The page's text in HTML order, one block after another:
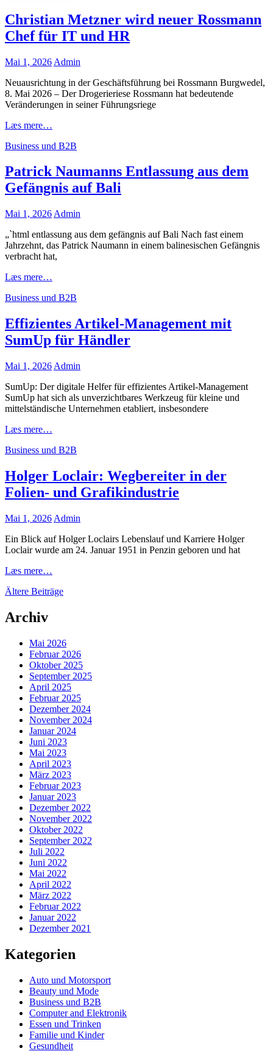
Der
Stil
von
Christian Metzner wird neuer Rossmann
Chef für IT und HR
Posted
Mai 1, 2026 Admin
Neuausrichtung in der Geschäftsführung bei Rossmann Burgwedel,
8. Mai 2026 – Der Drogerieriese Rossmann hat bedeutende
Veränderungen in seiner Führungsriege
Læs mere…
wird
Rossmann
Chef
für
und
Cat
Business und B2B
Patrick Naumanns Entlassung aus dem
Gefängnis auf Bali
Posted
Mai 1, 2026 Admin
„`html entlassung aus dem gefängnis auf Bali Nach fast einem
Jahrzehnt, das Patrick Naumann in einem balinesischen Gefängnis
verbracht hat,
Læs mere…
Entlassung
dem
Gefängnis
auf
Cat
Business und B2B
Effizientes Artikel-Management mit
SumUp für Händler
Posted
Mai 1, 2026 Admin
SumUp: Der digitale Helfer für effizientes Artikel-Management
SumUp hat sich als unverzichtbares Werkzeug für kleine und
mittelständische Unternehmen etabliert, insbesondere
Læs mere…
Management
SumUp
für
Händler
Cat
Business und B2B
Holger Loclair: Wegbereiter in der
Folien- und Grafikindustrie
Posted
Mai 1, 2026 Admin
Ein Blick auf Holger Loclairs Lebenslauf und Karriere Holger
Loclair wurde am 24. Januar 1951 in Penzin geboren und hat
Læs mere…
Wegbereiter
Grafikindustrie
Beitragsnavigation
Ältere Beiträge
Archiv
Mai 2026
Februar 2026
Oktober 2025
September 2025
April 2025
Februar 2025
Dezember 2024
November 2024
Januar 2024
Juni 2023
Mai 2023
April 2023
März 2023
Februar 2023
Januar 2023
Dezember 2022
November 2022
Oktober 2022
September 2022
Juli 2022
Juni 2022
Mai 2022
April 2022
März 2022
Februar 2022
Januar 2022
Dezember 2021
Kategorien
Auto und Motorsport
Beauty und Mode
Business und B2B
Computer and Elektronik
Essen und Trinken
Familie und Kinder
Gesundheit